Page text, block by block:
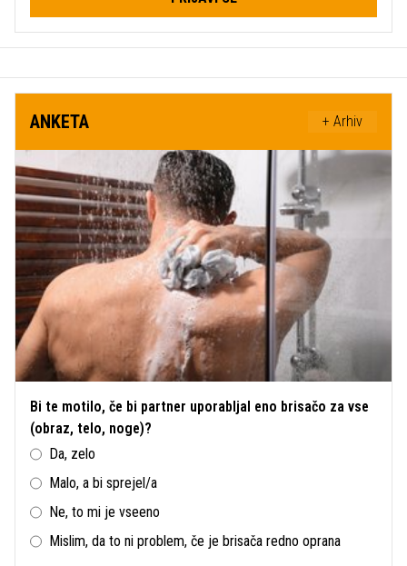
ANKETA + Arhiv
Bi te motilo, če bi partner uporabljal eno brisačo za vse
(obraz, telo, noge)?
Da, zelo
Malo, a bi sprejel/a
Ne, to mi je vseeno
Mislim, da to ni problem, če je brisača redno oprana